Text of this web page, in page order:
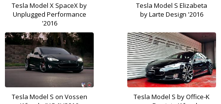
Tesla Model X SpaceX by
Unplugged Performance
'2016
Tesla Model S Elizabeta
by Larte Design '2016
Tesla Model S on Vossen
Tesla Model S by Office-K